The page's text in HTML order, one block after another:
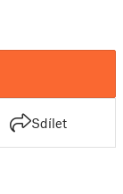
Sdílet